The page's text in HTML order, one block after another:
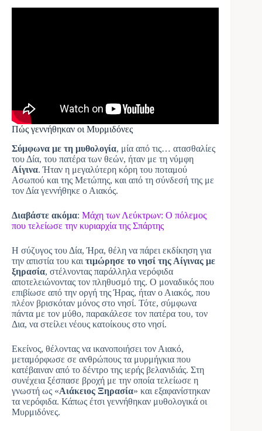
Πώς γεννήθηκαν οι Μυρμιδόνες
Σύμφωνα με τη μυθολογία, μία από τις… ατασθαλίες
του Δία, του πατέρα των θεών, ήταν με τη νύμφη
Αίγινα. Ήταν η μεγαλύτερη κόρη του ποταμού
Ασωπού και της Μετώπης, και από τη σύνδεσή της με
τον Δία γεννήθηκε ο Αιακός.
Διαβάστε ακόμα: Μάχη των Λεύκτρων: Ο πόλεμος
που τελείωσε την κυριαρχία της Σπάρτης
Η σύζυγος του Δία, Ήρα, θέλη να πάρει εκδίκηση για
την απιστία του και τιμώρησε το νησί της Αίγινας με
ξηρασία, στέλνοντας παράλληλα νερόφιδα
αποτελειώνοντας τον πληθυσμό της. Ο μοναδικός που
επιβίωσε από την οργή της Ήρας, ήταν ο Αιακός, που
πλέον βρισκόταν μόνος στο νησί. Τότε, σύμφωνα
πάντα με τον μύθο, παρακάλεσε τον πατέρα του, τον
Δια, να στείλει νέους κατοίκους στο νησί.
Εκείνος, θέλοντας να ικανοποιήσει τον Αιακό,
μεταμόρφωσε σε ανθρώπους τα μυρμήγκια που
κατέβαιναν από το δέντρο της ιερής βελανιδιάς. Στη
συνέχεια ξέσπασε βροχή με την οποία τελείωσε η
γνωστή ως «Αιάκειος Ξηρασία» και εξαφανίστηκαν
τα νερόφιδα. Κάπως έτσι γεννήθηκαν μυθολογικά οι
Μυρμιδόνες.